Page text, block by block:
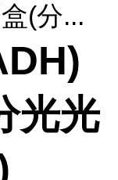
(分...
光光